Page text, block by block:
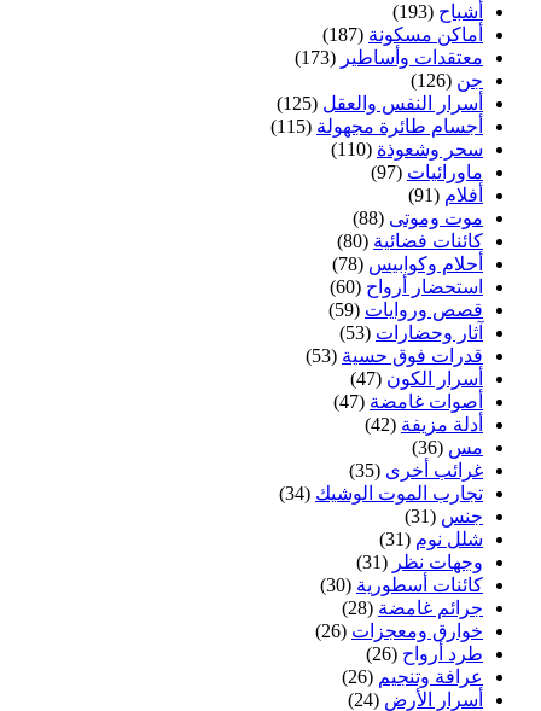
أشباح (193)
أماكن مسكونة (187)
معتقدات وأساطير (173)
جن (126)
أسرار النفس والعقل (125)
أجسام طائرة مجهولة (115)
سحر وشعوذة (110)
ماورائيات (97)
أفلام (91)
موت وموتى (88)
كائنات فضائية (80)
أحلام وكوابيس (78)
استحضار أرواح (60)
قصص وروايات (59)
آثار وحضارات (53)
قدرات فوق حسية (53)
أسرار الكون (47)
أصوات غامضة (47)
أدلة مزيفة (42)
مس (36)
غرائب أخرى (35)
تجارب الموت الوشيك (34)
جنس (31)
شلل نوم (31)
وجهات نظر (31)
كائنات أسطورية (30)
جرائم غامضة (28)
خوارق ومعجزات (26)
طرد أرواح (26)
عرافة وتنجيم (26)
أسرار الأرض (24)